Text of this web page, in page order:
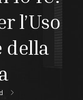
l’Uso
della